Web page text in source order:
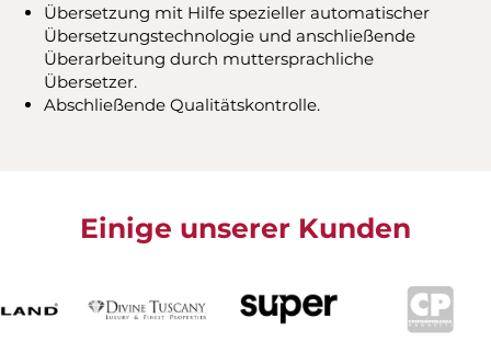
Übersetzung mit Hilfe spezieller automatischer
Übersetzungstechnologie und anschließende
Überarbeitung durch muttersprachliche
Übersetzer.
Abschließende Qualitätskontrolle.